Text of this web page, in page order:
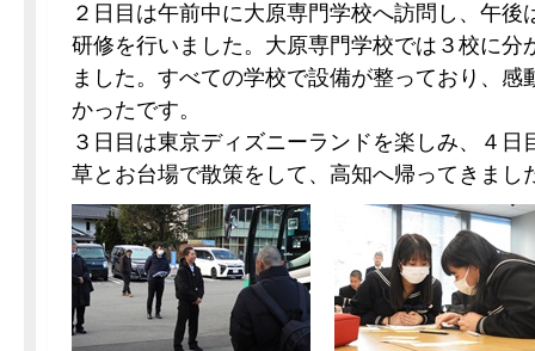
２日目は午前中に大原専門学校へ訪問し、午後
研修を行いました。大原専門学校では３校に分
ました。すべての学校で設備が整っており、感
かったです。
３日目は東京ディズニーランドを楽しみ、４日
草とお台場で散策をして、高知へ帰ってきまし